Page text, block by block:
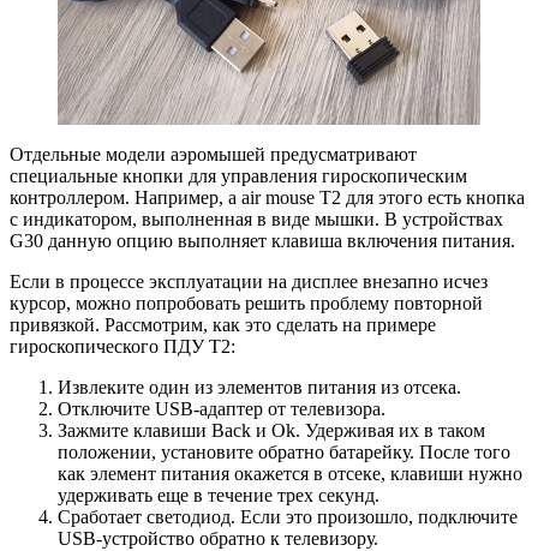
Отдельные модели аэромышей предусматривают
специальные кнопки для управления гироскопическим
контроллером. Например, а air mouse T2 для этого есть кнопка
с индикатором, выполненная в виде мышки. В устройствах
G30 данную опцию выполняет клавиша включения питания.
Если в процессе эксплуатации на дисплее внезапно исчез
курсор, можно попробовать решить проблему повторной
привязкой. Рассмотрим, как это сделать на примере
гироскопического ПДУ Т2:
Извлеките один из элементов питания из отсека.
Отключите USB-адаптер от телевизора.
Зажмите клавиши Back и Ok. Удерживая их в таком
положении, установите обратно батарейку. После того
как элемент питания окажется в отсеке, клавиши нужно
удерживать еще в течение трех секунд.
Сработает светодиод. Если это произошло, подключите
USB-устройство обратно к телевизору.